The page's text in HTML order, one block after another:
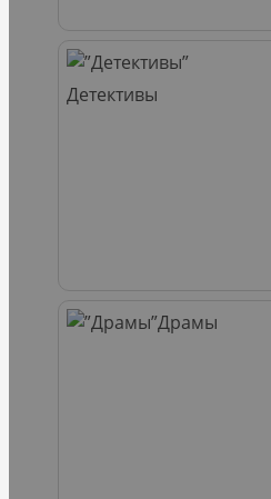
Детективы
Драмы